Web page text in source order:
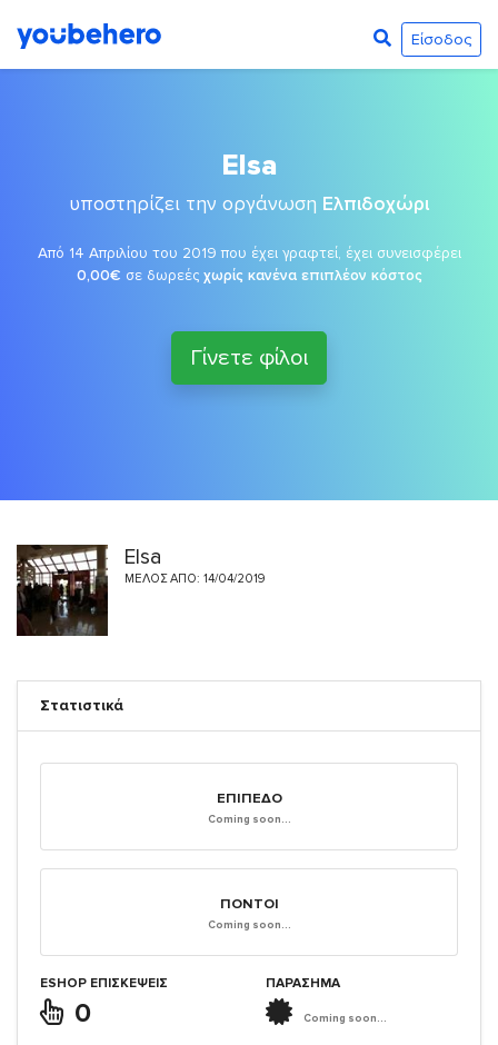
Είσοδος
Elsa
υποστηρίζει την οργάνωση Ελπιδοχώρι
Από 14 Απριλίου του 2019 που έχει γραφτεί, έχει συνεισφέρει
0,00€ σε δωρεές χωρίς κανένα επιπλέον κόστος
Γίνετε φίλοι
Elsa
ΜΈΛΟΣ ΑΠΌ: 14/04/2019
Στατιστικά
ΕΠΊΠΕΔΟ
Coming soon...
ΠΌΝΤΟΙ
Coming soon...
ESHOP ΕΠΙΣΚΈΨΕΙΣ
0
ΠΑΡΑΣΗΜΑ
Coming soon...